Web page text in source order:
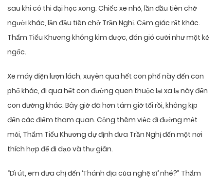
sau khi cô thi đại học xong. Chiếc xe nhỏ, lần đầu tiên chở
người khác, lần đầu tiên chở Trần Nghị. Cảm giác rất khác.
Thẩm Tiểu Khương không kìm được, đón gió cười như một kẻ
ngốc.
Xe máy điện lượn lách, xuyên qua hết con phố này đến con
phố khác, đi qua hết con đường quen thuộc lại xa lạ này đến
con đường khác. Bây giờ đã hơn tám giờ tối rồi, không kịp
đến các điểm tham quan. Cộng thêm việc đi đường mệt
mỏi, Thẩm Tiểu Khương dự định đưa Trần Nghị đến một nơi
thích hợp để đi dạo và thư giãn.
“Dì út, em đưa chị đến ‘Thánh địa của nghệ sĩ’ nhé?” Thẩm